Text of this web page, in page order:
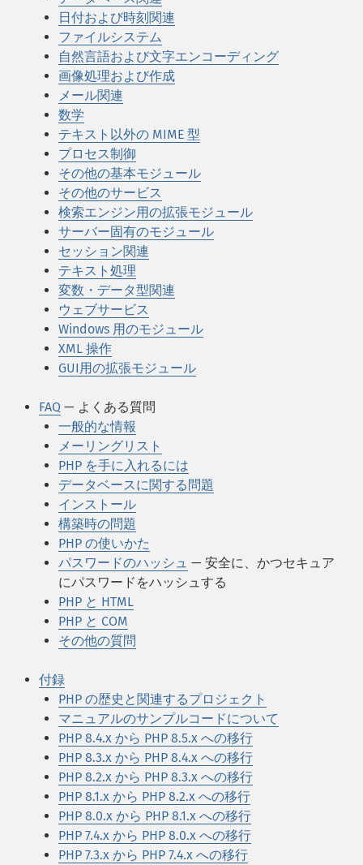
日付および時刻関連
ファイルシステム
自然言語および文字エンコーディング
画像処理および作成
メール関連
数学
テキスト以外の MIME 型
プロセス制御
その他の基本モジュール
その他のサービス
検索エンジン用の拡張モジュール
サーバー固有のモジュール
セッション関連
テキスト処理
変数・データ型関連
ウェブサービス
Windows 用のモジュール
XML 操作
GUI用の拡張モジュール
FAQ — よくある質問
一般的な情報
メーリングリスト
PHP を手に入れるには
データベースに関する問題
インストール
構築時の問題
PHP の使いかた
パスワードのハッシュ — 安全に、かつセキュア
にパスワードをハッシュする
PHP と HTML
PHP と COM
その他の質問
付録
PHP の歴史と関連するプロジェクト
マニュアルのサンプルコードについて
PHP 8.4.x から PHP 8.5.x への移行
PHP 8.3.x から PHP 8.4.x への移行
PHP 8.2.x から PHP 8.3.x への移行
PHP 8.1.x から PHP 8.2.x への移行
PHP 8.0.x から PHP 8.1.x への移行
PHP 7.4.x から PHP 8.0.x への移行
PHP 7.3.x から PHP 7.4.x への移行